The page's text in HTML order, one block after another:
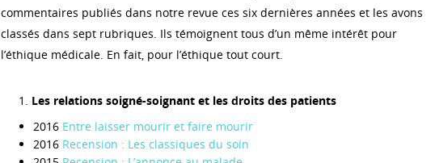
commentaires publiés dans notre revue ces six dernières années et les avons
classés dans sept rubriques. Ils témoignent tous d’un même intérêt pour
l’éthique médicale. En fait, pour l’éthique tout court.
Les relations soigné-soignant et les droits des patients
2016 Entre laisser mourir et faire mourir
2016 Recension : Les classiques du soin